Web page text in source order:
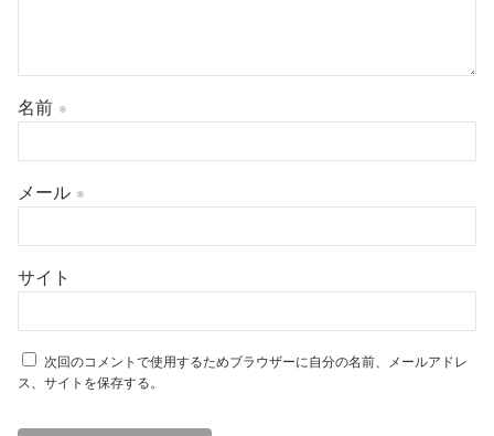
名前 ※
メール ※
サイト
次回のコメントで使用するためブラウザーに自分の名前、メールアドレ
ス、サイトを保存する。